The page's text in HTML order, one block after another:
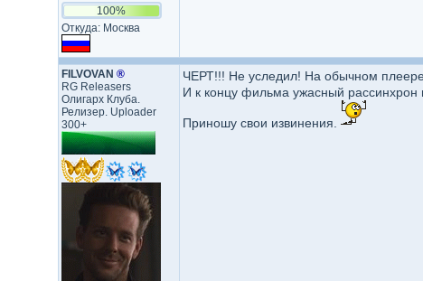
100%
Откуда: Москва
FILVOVAN ®
RG Releasers
Олигарх Клуба.
Релизер. Uploader
300+
ЧЕРТ!!! Не уследил! На обычном
И к концу фильма ужасный рассинхрон
Приношу свои извинения.